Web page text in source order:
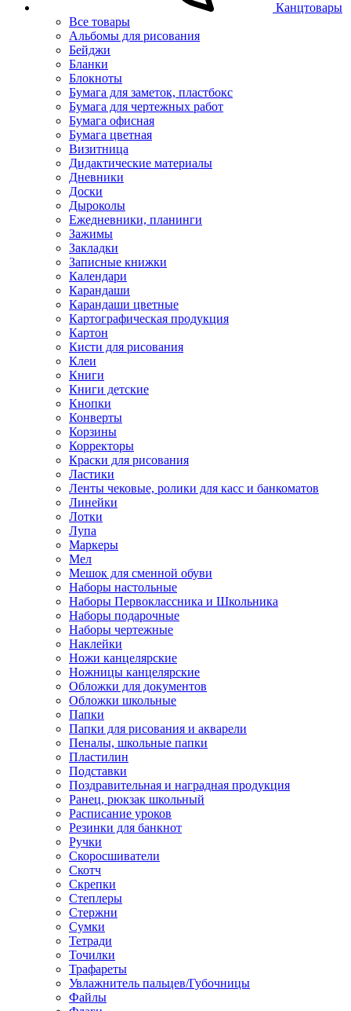
Канцтовары
Все товары
Альбомы для рисования
Бейджи
Бланки
Блокноты
Бумага для заметок, пластбокс
Бумага для чертежных работ
Бумага офисная
Бумага цветная
Визитница
Дидактические материалы
Дневники
Доски
Дыроколы
Ежедневники, планинги
Зажимы
Закладки
Записные книжки
Календари
Карандаши
Карандаши цветные
Картографическая продукция
Картон
Кисти для рисования
Клеи
Книги
Книги детские
Кнопки
Конверты
Корзины
Корректоры
Краски для рисования
Ластики
Ленты чековые, ролики для касс и банкоматов
Линейки
Лотки
Лупа
Маркеры
Мел
Мешок для сменной обуви
Наборы настольные
Наборы Первоклассника и Школьника
Наборы подарочные
Наборы чертежные
Наклейки
Ножи канцелярские
Ножницы канцелярские
Обложки для документов
Обложки школьные
Папки
Папки для рисования и акварели
Пеналы, школьные папки
Пластилин
Подставки
Поздравительная и наградная продукция
Ранец, рюкзак школьный
Расписание уроков
Резинки для банкнот
Ручки
Скоросшиватели
Скотч
Скрепки
Степлеры
Стержни
Сумки
Тетради
Точилки
Трафареты
Увлажнитель пальцев/Губочницы
Файлы